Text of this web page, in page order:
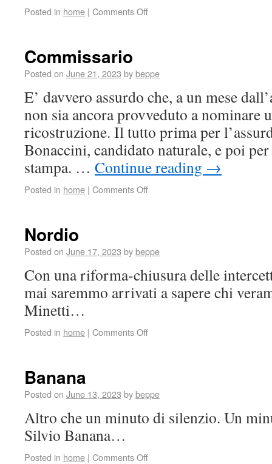
Posted in home | Comments Off
Commissario
Posted on June 21, 2023 bybeppe
E’ davvero assurdo che, a un mese
non sia ancora provveduto a nominare
ricostruzione. Il tutto prima per
Bonaccini, candidato naturale, e poi
stampa. … Continue reading →
Posted in home | Comments Off
Nordio
Posted on June 17, 2023 bybeppe
Con una riforma-chiusura delle
mai saremmo arrivati a sapere chi
Minetti…
Posted in home | Comments Off
Banana
Posted on June 13, 2023 bybeppe
Altro che un minuto di silenzio. Un
Silvio Banana…
Posted in home | Comments Off